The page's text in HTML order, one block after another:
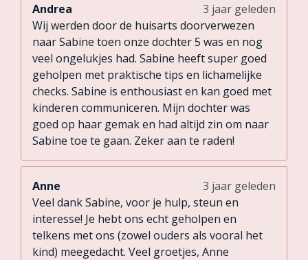
Andrea
3 jaar geleden
Wij werden door de huisarts doorverwezen
naar Sabine toen onze dochter 5 was en nog
veel ongelukjes had. Sabine heeft super goed
geholpen met praktische tips en lichamelijke
checks. Sabine is enthousiast en kan goed met
kinderen communiceren. Mijn dochter was
goed op haar gemak en had altijd zin om naar
Sabine toe te gaan. Zeker aan te raden!
Anne
3 jaar geleden
Veel dank Sabine, voor je hulp, steun en
interesse! Je hebt ons echt geholpen en
telkens met ons (zowel ouders als vooral het
kind) meegedacht. Veel groetjes, Anne